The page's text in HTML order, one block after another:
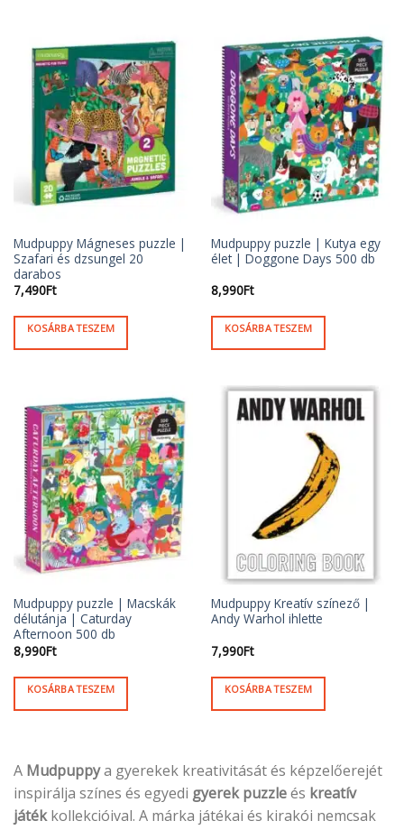
Mudpuppy Mágneses puzzle |
Szafari és dzsungel 20
darabos
7,490Ft
KOSÁRBA TESZEM
Mudpuppy puzzle | Kutya egy
élet | Doggone Days 500 db
8,990Ft
KOSÁRBA TESZEM
Mudpuppy puzzle | Macskák
délutánja | Caturday
Afternoon 500 db
8,990Ft
KOSÁRBA TESZEM
Mudpuppy Kreatív színező |
Andy Warhol ihlette
7,990Ft
KOSÁRBA TESZEM
A Mudpuppya gyerekek kreativitását és képzelőerejét
inspirálja színes és egyedi gyerek puzzleés kreatív
játékkollekcióival. A márka játékai és kirakói nemcsak